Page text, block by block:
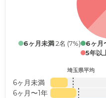
6ヶ月未満2名 (7%) 6ヶ月
5年以
埼玉県平均
6ヶ月未満
6ヶ月〜1年